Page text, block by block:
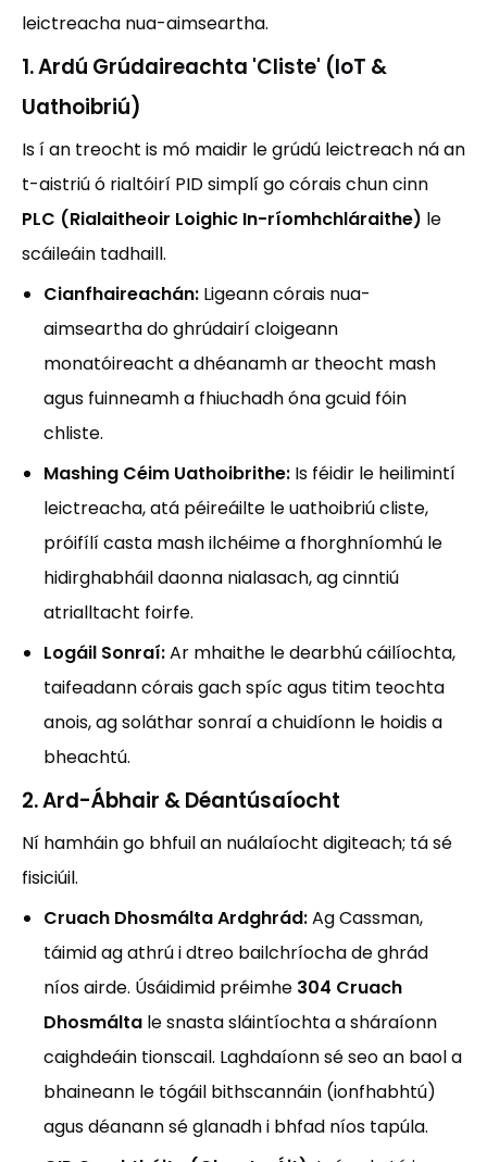
leictreacha nua-aimseartha.
1. Ardú Grúdaireachta 'Cliste' (IoT &
Uathoibriú)
Is í an treocht is mó maidir le grúdú leictreach ná an
t-aistriú ó rialtóirí PID simplí go córais chun cinn
PLC (Rialaitheoir Loighic In-ríomhchláraithe) le
scáileáin tadhaill.
Cianfhaireachán: Ligeann córais nua-
aimseartha do ghrúdairí cloigeann
monatóireacht a dhéanamh ar theocht mash
agus fuinneamh a fhiuchadh óna gcuid fóin
chliste.
Mashing Céim Uathoibrithe: Is féidir le heilimintí
leictreacha, atá péireáilte le uathoibriú cliste,
próifílí casta mash ilchéime a fhorghníomhú le
hidirghabháil daonna nialasach, ag cinntiú
atrialltacht foirfe.
Logáil Sonraí:Ar mhaithe le dearbhú cáilíochta,
taifeadann córais gach spíc agus titim teochta
anois, ag soláthar sonraí a chuidíonn le hoidis a
bheachtú.
2. Ard-Ábhair & Déantúsaíocht
Ní hamháin go bhfuil an nuálaíocht digiteach; tá sé
fisiciúil.
Cruach Dhosmálta Ardghrád:Ag Cassman,
táimid ag athrú i dtreo bailchríocha de ghrád
níos airde. Úsáidimid préimhe 304 Cruach
Dhosmálta le snasta sláintíochta a sháraíonn
caighdeáin tionscail. Laghdaíonn sé seo an baol a
bhaineann le tógáil bithscannáin (ionfhabhtú)
agus déanann sé glanadh i bhfad níos tapúla.